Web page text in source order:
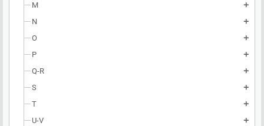
M add
N add
O add
P add
Q-R add
S add
T add
U-V add